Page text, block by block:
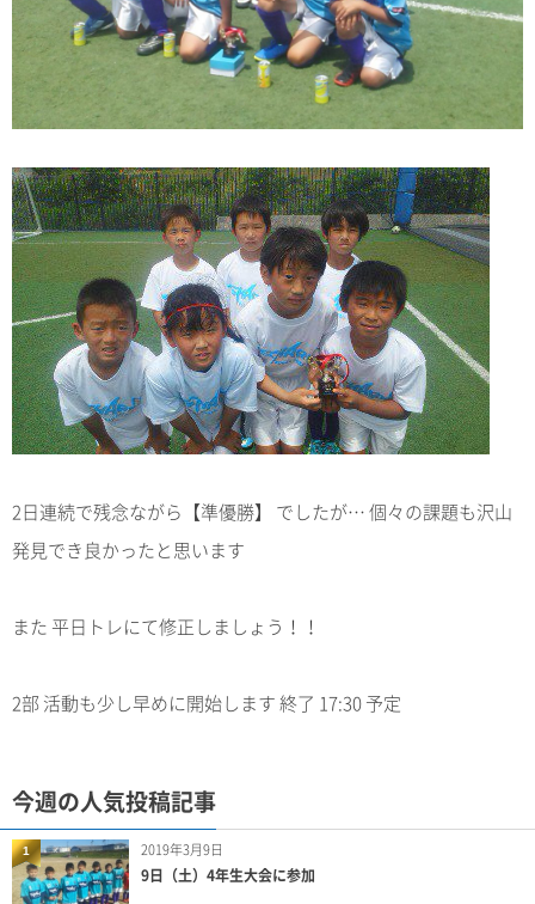
2日連続で残念ながら【準優勝】 でしたが… 個々の課題も沢山
発見でき良かったと思います
また 平日トレにて修正しましょう！！
2部 活動も少し早めに開始します 終了 17:30 予定
今週の人気投稿記事
2019年3月9日
9日（土）4年生大会に参加
1